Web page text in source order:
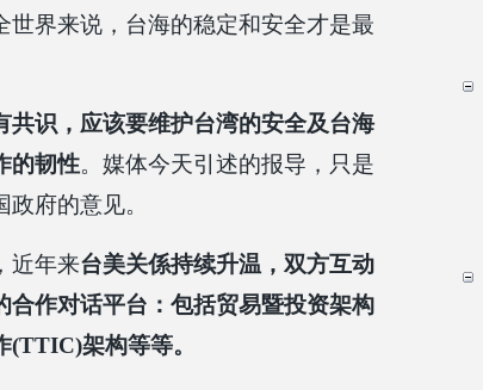
界来说，台海的稳定和安全才是最
共识，应该要维护台湾的安全及台海
的韧性。媒体今天引述的报导，只是
府的意见。
近年来台美关係持续升温，双方互动
合作对话平台：包括贸易暨投资架构
架构等等。